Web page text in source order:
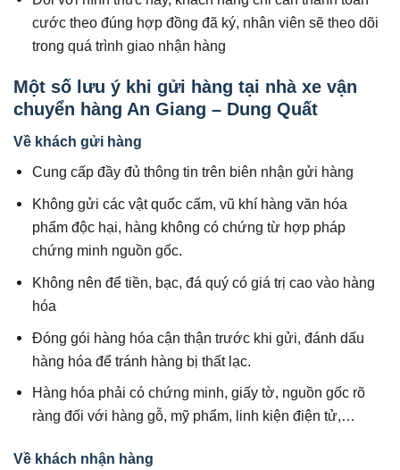
cước theo đúng hợp đồng đã ký, nhân viên sẽ theo dõi
trong quá trình giao nhận hàng
Một số lưu ý khi gửi hàng tại nhà xe vận
chuyển hàng An Giang – Dung Quất
Về khách gửi hàng
Cung cấp đầy đủ thông tin trên biên nhận gửi hàng
Không gửi các vật quốc cấm, vũ khí hàng văn hóa
phẩm độc hại, hàng không có chứng từ hợp pháp
chứng minh nguồn gốc.
Không nên để tiền, bạc, đá quý có giá trị cao vào hàng
hóa
Đóng gói hàng hóa cận thận trước khi gửi, đánh dấu
hàng hóa để tránh hàng bị thất lạc.
Hàng hóa phải có chứng minh, giấy tờ, nguồn gốc rõ
ràng đối với hàng gỗ, mỹ phẩm, linh kiện điện tử,…
Về khách nhận hàng